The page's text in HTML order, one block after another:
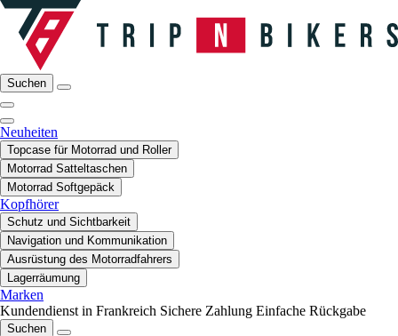
Suchen
Neuheiten
Topcase für Motorrad und Roller
Motorrad Satteltaschen
Motorrad Softgepäck
Kopfhörer
Schutz und Sichtbarkeit
Navigation und Kommunikation
Ausrüstung des Motorradfahrers
Lagerräumung
Marken
Kundendienst in Frankreich Sichere Zahlung Einfache Rückgabe
Suchen